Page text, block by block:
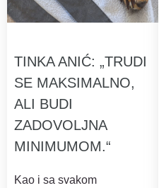
TINKA ANIĆ: „TRUDI
SE MAKSIMALNO,
ALI BUDI
ZADOVOLJNA
MINIMUMOM.“
Kao i sa svakom